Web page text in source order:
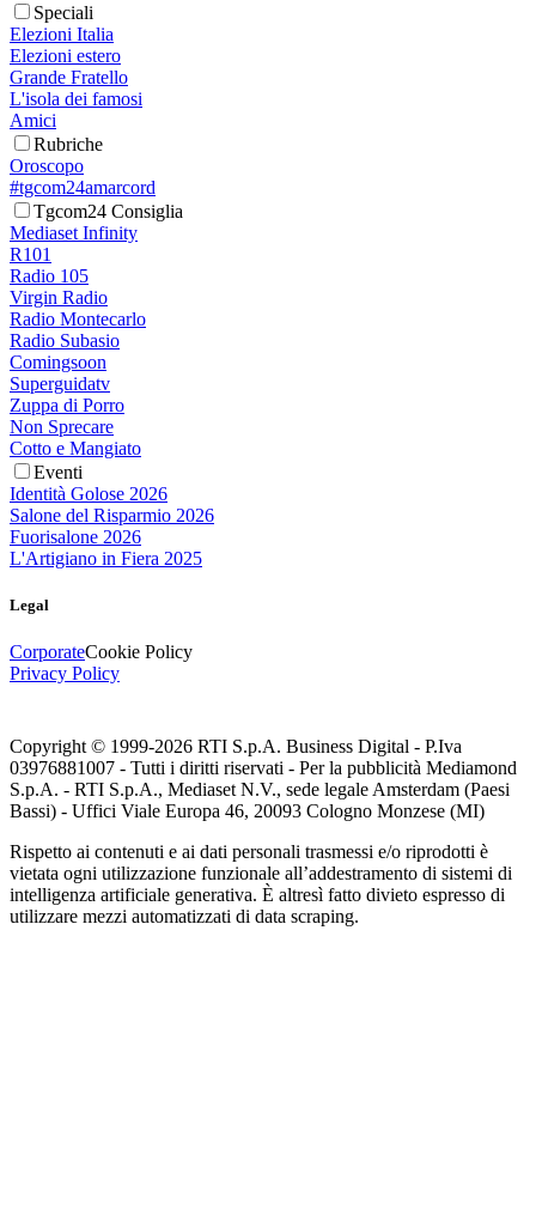
Speciali
Elezioni Italia
Elezioni estero
Grande Fratello
L'isola dei famosi
Amici
Rubriche
Oroscopo
#tgcom24amarcord
Tgcom24 Consiglia
Mediaset Infinity
R101
Radio 105
Virgin Radio
Radio Montecarlo
Radio Subasio
Comingsoon
Superguidatv
Zuppa di Porro
Non Sprecare
Cotto e Mangiato
Eventi
Identità Golose 2026
Salone del Risparmio 2026
Fuorisalone 2026
L'Artigiano in Fiera 2025
Legal
CorporateCookie Policy
Privacy Policy
Copyright © 1999-2026 RTI S.p.A. Business Digital - P.Iva
03976881007 - Tutti i diritti riservati - Per la pubblicità Mediamond
S.p.A. - RTI S.p.A., Mediaset N.V., sede legale Amsterdam (Paesi
Bassi) - Uffici Viale Europa 46, 20093 Cologno Monzese (MI)
Rispetto ai contenuti e ai dati personali trasmessi e/o riprodotti è
vietata ogni utilizzazione funzionale all’addestramento di sistemi di
intelligenza artificiale generativa. È altresì fatto divieto espresso di
utilizzare mezzi automatizzati di data scraping.